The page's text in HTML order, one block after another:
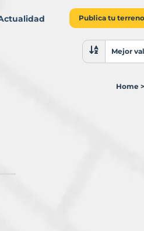
Publica tu terreno
OrdenarMejor
Home >